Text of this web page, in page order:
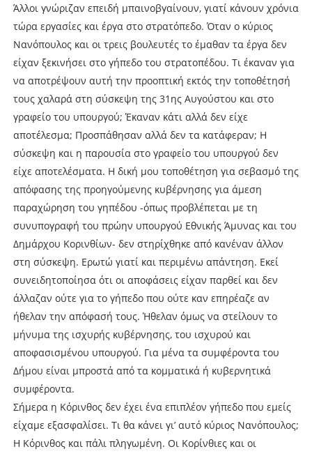
Άλλοι γνώριζαν επειδή μπαινοβγαίνουν, γιατί κάνουν χρόνια
τώρα εργασίες και έργα στο στρατόπεδο. Όταν ο κύριος
Νανόπουλος και οι τρεις βουλευτές το έμαθαν τα έργα δεν
είχαν ξεκινήσει στο γήπεδο του στρατοπέδου. Τι έκαναν για
να αποτρέψουν αυτή την προοπτική εκτός την τοποθέτησή
τους χαλαρά στη σύσκεψη της 31ης Αυγούστου και στο
γραφείο του υπουργού; Έκαναν κάτι αλλά δεν είχε
αποτέλεσμα; Προσπάθησαν αλλά δεν τα κατάφεραν; Η
σύσκεψη και η παρουσία στο γραφείο του υπουργού δεν
είχε αποτελέσματα. Η δική μου τοποθέτηση για σεβασμό της
απόφασης της προηγούμενης κυβέρνησης για άμεση
παραχώρηση του γηπέδου -όπως προβλέπεται με τη
συνυπογραφή του πρώην υπουργού Εθνικής Άμυνας και του
Δημάρχου Κορινθίων- δεν στηρίχθηκε από κανέναν άλλον
στη σύσκεψη. Ερωτώ γιατί και περιμένω απάντηση. Εκεί
συνειδητοποίησα ότι οι αποφάσεις είχαν παρθεί και δεν
άλλαζαν ούτε για το γήπεδο που ούτε καν επηρέαζε αν
ήθελαν την απόφασή τους. Ήθελαν όμως να στείλουν το
μήνυμα της ισχυρής κυβέρνησης, του ισχυρού και
αποφασισμένου υπουργού. Για μένα τα συμφέροντα του
Δήμου είναι μπροστά από τα κομματικά ή κυβερνητικά
συμφέροντα.
Σήμερα η Κόρινθος δεν έχει ένα επιπλέον γήπεδο που εμείς
είχαμε εξασφαλίσει. Τι θα κάνει γι’ αυτό κύριος Νανόπουλος;
Η Κόρινθος και πάλι πληγωμένη. Οι Κορίνθιες και οι